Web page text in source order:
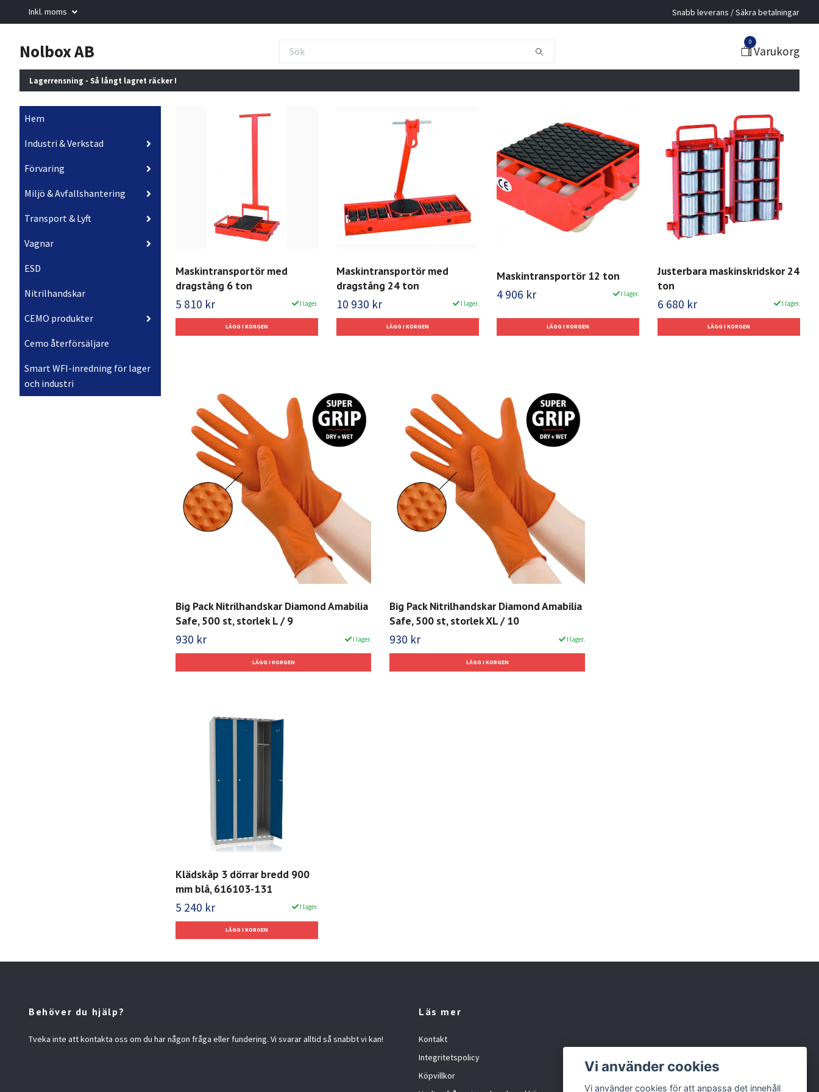
Inkl. moms Snabb leverans / Säkra betalningar
Nolbox AB 0
Varukorg
Lagerrensning - Så långt lagret räcker !
Hem
Industri & Verkstad
Förvaring
Miljö & Avfallshantering
Transport & Lyft
Vagnar
ESD
Nitrilhandskar
CEMO produkter
Cemo återförsäljare
Smart WFI-inredning för lager
och industri
Maskintransportör med
dragstång 6 ton
5 810 kr I lager.
Maskintransportör med
dragstång 24 ton
10 930 kr I lager.
Maskintransportör 12 ton
4 906 kr I lager.
Justerbara maskinskridskor 24
ton
6 680 kr I lager.
Big Pack Nitrilhandskar Diamond Amabilia
Safe, 500 st, storlek L / 9
930 kr I lager.
Big Pack Nitrilhandskar Diamond Amabilia
Safe, 500 st, storlek XL / 10
930 kr I lager.
Klädskåp 3 dörrar bredd 900
mm blå, 616103-131
5 240 kr I lager.
Behöver du hjälp?
Tveka inte att kontakta oss om du har någon fråga eller fundering. Vi svarar alltid så snabbt vi kan!
Läs mer
Kontakt
Integritetspolicy
Köpvillkor
Vi använder cookies
Vi använder cookies för att anpassa det innehåll